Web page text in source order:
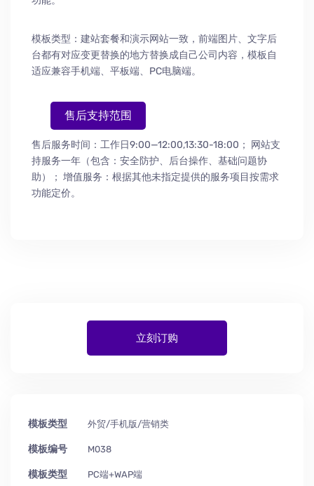
模板类型：建站套餐和演示网站一致，前端图片、文字后
台都有对应变更替换的地方替换成自己公司内容，模板自
适应兼容手机端、平板端、PC电脑端。
售后支持范围
售后服务时间：工作日9:00—12:00,13:30-18:00；
网站支
持服务一年（包含：安全防护、 后台操作、 基础问题协
助）
； 增值服务：根据其他未指定提供的服务项目按需求
功能定价。
立刻订购
模板类型 外贸/手机版/营销类
模板编号 M038
模板类型 PC端+WAP端